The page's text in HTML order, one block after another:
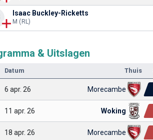
Isaac Buckley-Ricketts
M (RL)
& Uitslagen
Datum Thuis
6 apr. 26 Morecambe
11 apr. 26 Woking
18 apr. 26 Morecambe